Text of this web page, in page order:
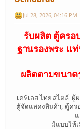
Jul 28, 2026, 04:16 PM
รับผลิต ตู้ครอ
ฐานรองพระ แ
ผลิตตามขนา
เคพีเอส ไทย สไตล์ ผู้
ตู้จัดแสดงสินค้า, ตู้คร
มีแบบให้